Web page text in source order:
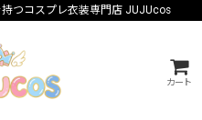
つコスプレ衣装専門店 JUJUcos
カート